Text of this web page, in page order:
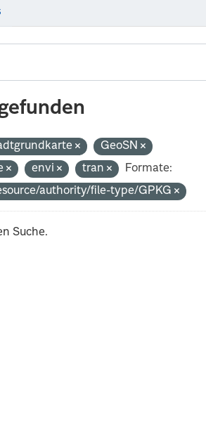
GeoSN
envi tran
Formate:
authority/file-type/GPKG
Suche.